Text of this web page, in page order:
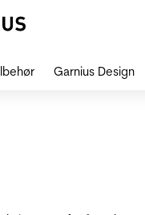
Garnius Design